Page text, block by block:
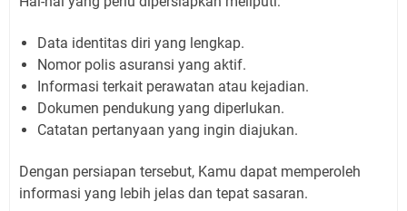
Data identitas diri yang lengkap.
Nomor polis asuransi yang aktif.
Informasi terkait perawatan atau kejadian.
Dokumen pendukung yang diperlukan.
Catatan pertanyaan yang ingin diajukan.
Dengan persiapan tersebut, Kamu dapat memperoleh
informasi yang lebih jelas dan tepat sasaran.